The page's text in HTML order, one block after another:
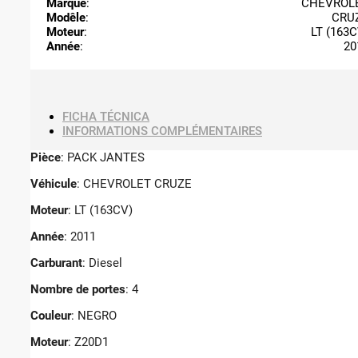
Marque:
Modêle:
Moteur:
LT
Année:
FICHA TÉCNICA
INFORMATIONS COMPLÉMENTAIRES
Pièce: PACK JANTES
Véhicule: CHEVROLET CRUZE
Moteur: LT (163CV)
Année: 2011
Carburant: Diesel
Nombre de portes: 4
Couleur: NEGRO
Moteur: Z20D1